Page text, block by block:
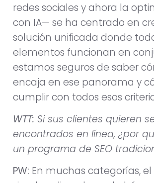
redes sociales y ahora la
con IA— se ha centrado en
solución unificada donde
elementos funcionan en
estamos seguros de saber
encaja en ese panorama y
cumplir con todos esos
WTT: Si sus clientes quieren
encontrados en línea, ¿por
un programa de SEO
PW: En muchas categorías, el